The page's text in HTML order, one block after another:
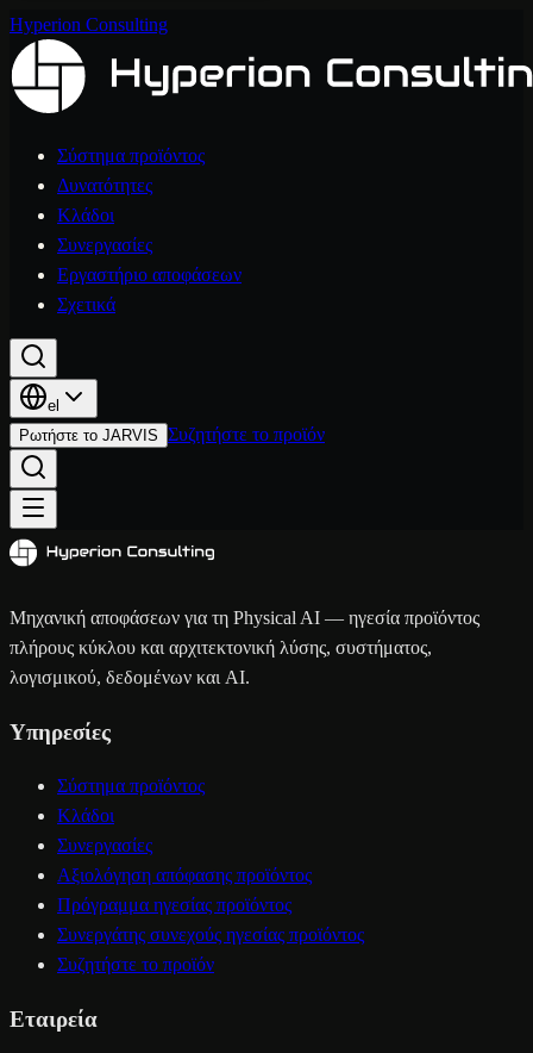
Hyperion Consulting
Σύστημα προϊόντος
Δυνατότητες
Κλάδοι
Συνεργασίες
Εργαστήριο αποφάσεων
Σχετικά
el
Ρωτήστε το JARVIS Συζητήστε το προϊόν
Μηχανική αποφάσεων για τη Physical AI — ηγεσία προϊόντος
πλήρους κύκλου και αρχιτεκτονική λύσης, συστήματος,
λογισμικού, δεδομένων και AI.
Υπηρεσίες
Σύστημα προϊόντος
Κλάδοι
Συνεργασίες
Αξιολόγηση απόφασης προϊόντος
Πρόγραμμα ηγεσίας προϊόντος
Συνεργάτης συνεχούς ηγεσίας προϊόντος
Συζητήστε το προϊόν
Εταιρεία